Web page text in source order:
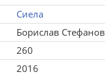
Сиела
Борислав Стефанов
260
2016